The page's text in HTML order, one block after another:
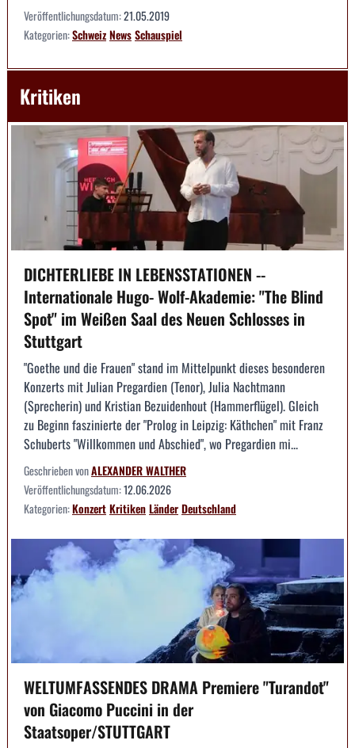
Veröffentlichungsdatum:21.05.2019
Kategorien:SchweizNewsSchauspiel
Kritiken
DICHTERLIEBE IN LEBENSSTATIONEN --
Internationale Hugo- Wolf-Akademie: "The Blind
Spot" im Weißen Saal des Neuen Schlosses in
Stuttgart
"Goethe und die Frauen" stand im Mittelpunkt dieses besonderen
Konzerts mit Julian Pregardien (Tenor), Julia Nachtmann
(Sprecherin) und Kristian Bezuidenhout (Hammerflügel). Gleich
zu Beginn faszinierte der "Prolog in Leipzig: Käthchen" mit Franz
Schuberts "Willkommen und Abschied", wo Pregardien mi...
Geschrieben vonALEXANDER WALTHER
Veröffentlichungsdatum:12.06.2026
Kategorien:KonzertKritikenLänderDeutschland
WELTUMFASSENDES DRAMA Premiere "Turandot"
von Giacomo Puccini in der
Staatsoper/STUTTGART